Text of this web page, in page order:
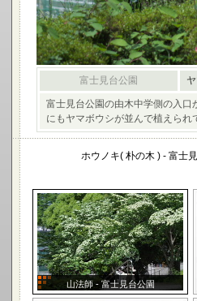
富士見台公園
富士見台公園の由木中学側の入口
にもヤマボウシが並んで植えられ
ホウノキ( 朴の木 ) - 富士
山法師 - 富士見台公園